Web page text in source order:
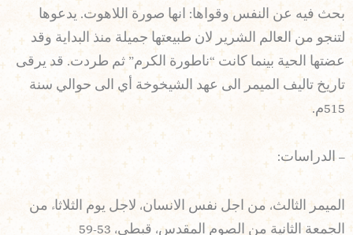
بحث فيه عن النفس وقواها: انها صورة اللاهوت. يدعوها
لتنجو من العالم الشرير لان طبيعتها جميلة منذ البداية وقد
عضتها الحية بينما كانت “ناطورة الكرم” ثم طردت. قد يرقى
تاريخ تاليف الميمر الى عهد الشيخوخة أي الى حوالي سنة
515م.
– الدراسات:
الميمر الثالث، من اجل نفس الانسان، لاجل يوم الثلاثاء من
الجمعة الثانية من الصوم المقدس، قبطي، 53-59